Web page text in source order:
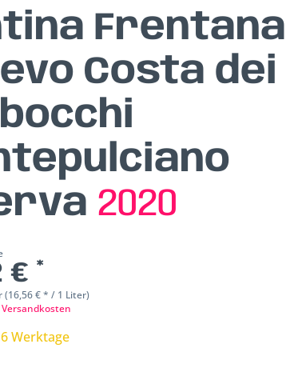
Frentana
Costa dei
2020
€ *
(16,56 € * / 1 Liter)
Versandkosten
Werktage